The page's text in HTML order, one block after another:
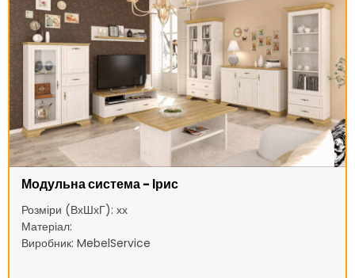
Модульна система - Ірис
Розміри (ВхШхГ): хх
Матеріал:
Виробник: MebelService